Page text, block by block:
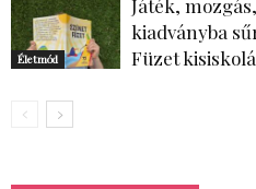
Életmód
Játék,
kiadványba
Füzet